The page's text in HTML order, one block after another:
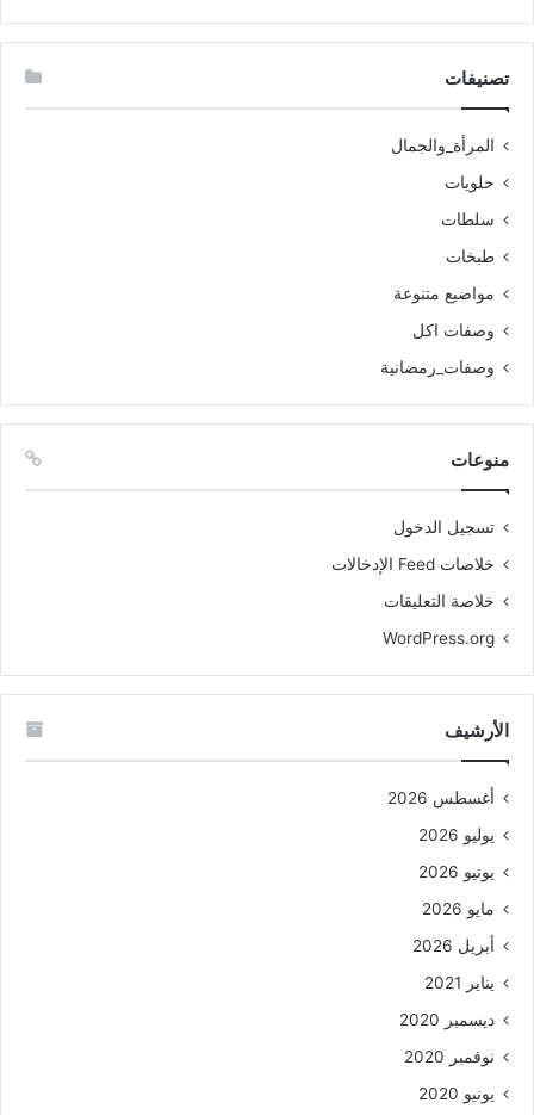
تصنيفات
المرأة_والجمال
حلويات
سلطات
طبخات
مواضيع متنوعة
وصفات اكل
وصفات_رمضانية
منوعات
تسجيل الدخول
خلاصات Feed الإدخالات
خلاصة التعليقات
WordPress.org
الأرشيف
أغسطس 2026
يوليو 2026
يونيو 2026
مايو 2026
أبريل 2026
يناير 2021
ديسمبر 2020
نوفمبر 2020
يونيو 2020